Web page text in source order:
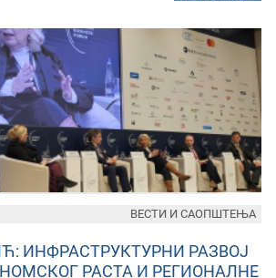
ИНФРАСТРУКТУРНИ РАЗВОЈ
РАСТА И РЕГИОНАЛНЕ
ВЕСТИ И САОПШТЕЊА